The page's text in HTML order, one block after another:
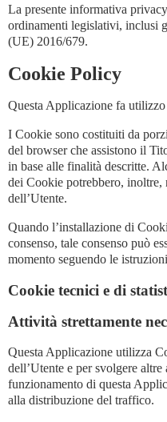
La presente informativa
ordinamenti legislativi, inclusi
(UE) 2016/679.
Cookie Policy
Questa Applicazione fa
I Cookie sono costituiti da
del browser che assistono il
in base alle finalità descritte.
dei Cookie potrebbero, inoltre,
dell’Utente.
Quando l’installazione di
consenso, tale consenso può
momento seguendo le
Cookie tecnici e di
Attività strettamente
Questa Applicazione utilizza
dell’Utente e per svolgere altre
funzionamento di questa
alla distribuzione del traffico.